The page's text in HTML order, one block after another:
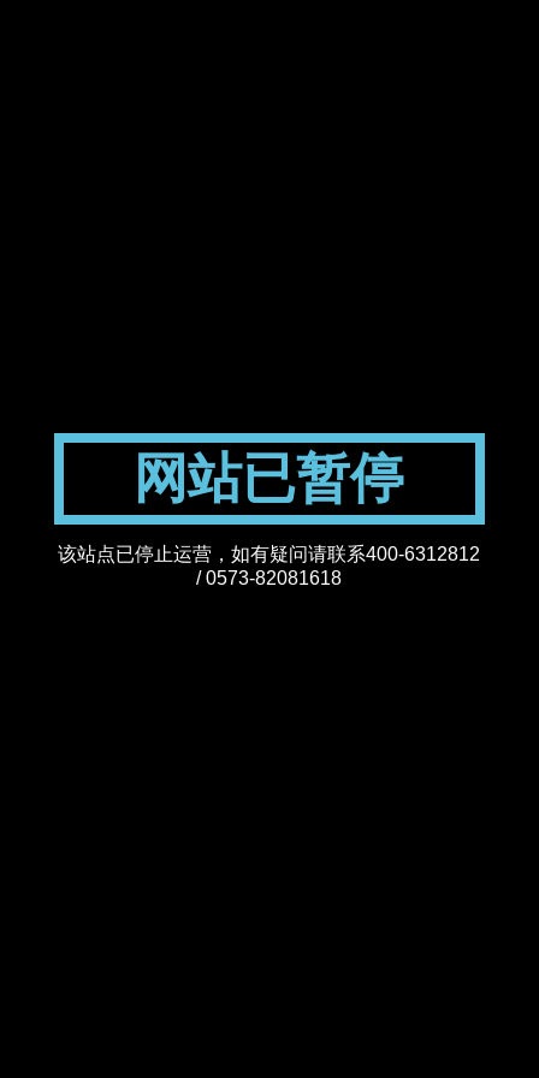
网站已暂停
该站点已停止运营，如有疑问请联系400-6312812
/ 0573-82081618